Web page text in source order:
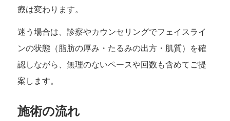
療は変わります。
迷う場合は、診察やカウンセリングでフェイスライ
ンの状態（脂肪の厚み・たるみの出方・肌質）を確
認しながら、無理のないペースや回数も含めてご提
案します。
施術の流れ